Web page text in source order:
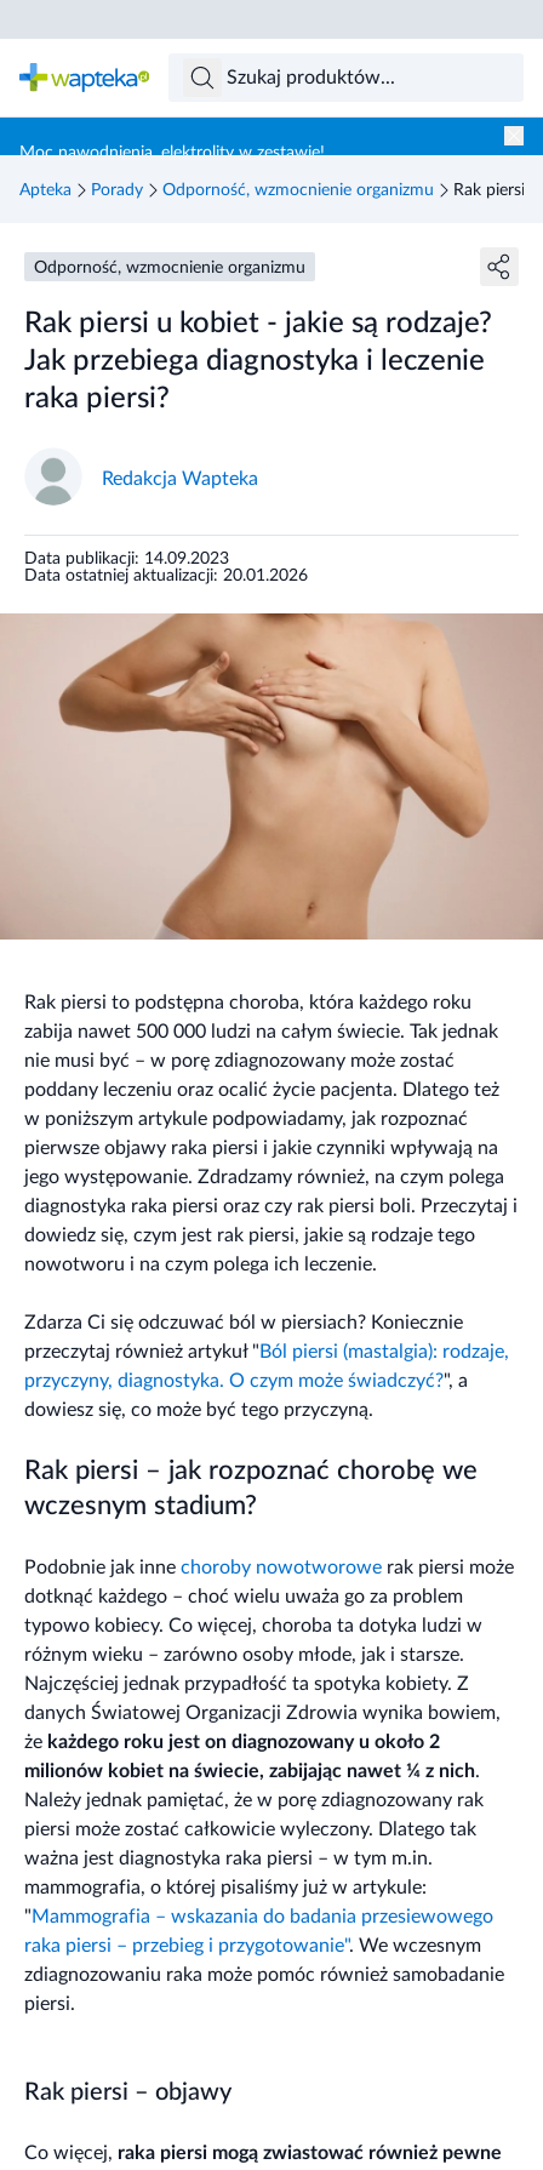
Moc nawodnienia, elektrolity w zestawie!
Apteka Porady Odporność, wzmocnienie organizmu Rak piersi
Odporność, wzmocnienie organizmu
Rak piersi u kobiet - jakie są rodzaje?
Jak przebiega diagnostyka i leczenie
raka piersi?
Redakcja Wapteka
Data publikacji: 14.09.2023
Data ostatniej aktualizacji: 20.01.2026
Rak piersi to podstępna choroba, która każdego roku
zabija nawet 500 000 ludzi na całym świecie. Tak jednak
nie musi być – w porę zdiagnozowany może zostać
poddany leczeniu oraz ocalić życie pacjenta. Dlatego też
w poniższym artykule podpowiadamy, jak rozpoznać
pierwsze objawy raka piersi i jakie czynniki wpływają na
jego występowanie. Zdradzamy również, na czym polega
diagnostyka raka piersi oraz czy rak piersi boli. Przeczytaj i
dowiedz się, czym jest rak piersi, jakie są rodzaje tego
nowotworu i na czym polega ich leczenie.
Zdarza Ci się odczuwać ból w piersiach? Koniecznie
przeczytaj również artykuł " Ból piersi (mastalgia): rodzaje,
przyczyny, diagnostyka. O czym może świadczyć?", a
dowiesz się, co może być tego przyczyną.
Rak piersi – jak rozpoznać chorobę we
wczesnym stadium?
Podobnie jak inne choroby nowotworowe rak piersi może
dotknąć każdego – choć wielu uważa go za problem
typowo kobiecy. Co więcej, choroba ta dotyka ludzi w
różnym wieku – zarówno osoby młode, jak i starsze.
Najczęściej jednak przypadłość ta spotyka kobiety. Z
danych Światowej Organizacji Zdrowia wynika bowiem,
że każdego roku jest on diagnozowany u około 2
milionów kobiet na świecie, zabijając nawet ¼ z nich.
Należy jednak pamiętać, że w porę zdiagnozowany rak
piersi może zostać całkowicie wyleczony. Dlatego tak
ważna jest diagnostyka raka piersi – w tym m.in.
mammografia, o której pisaliśmy już w artykule:
"Mammografia – wskazania do badania przesiewowego
raka piersi – przebieg i przygotowanie". We wczesnym
zdiagnozowaniu raka może pomóc również samobadanie
piersi.
Rak piersi – objawy
Co więcej, raka piersi mogą zwiastować również pewne